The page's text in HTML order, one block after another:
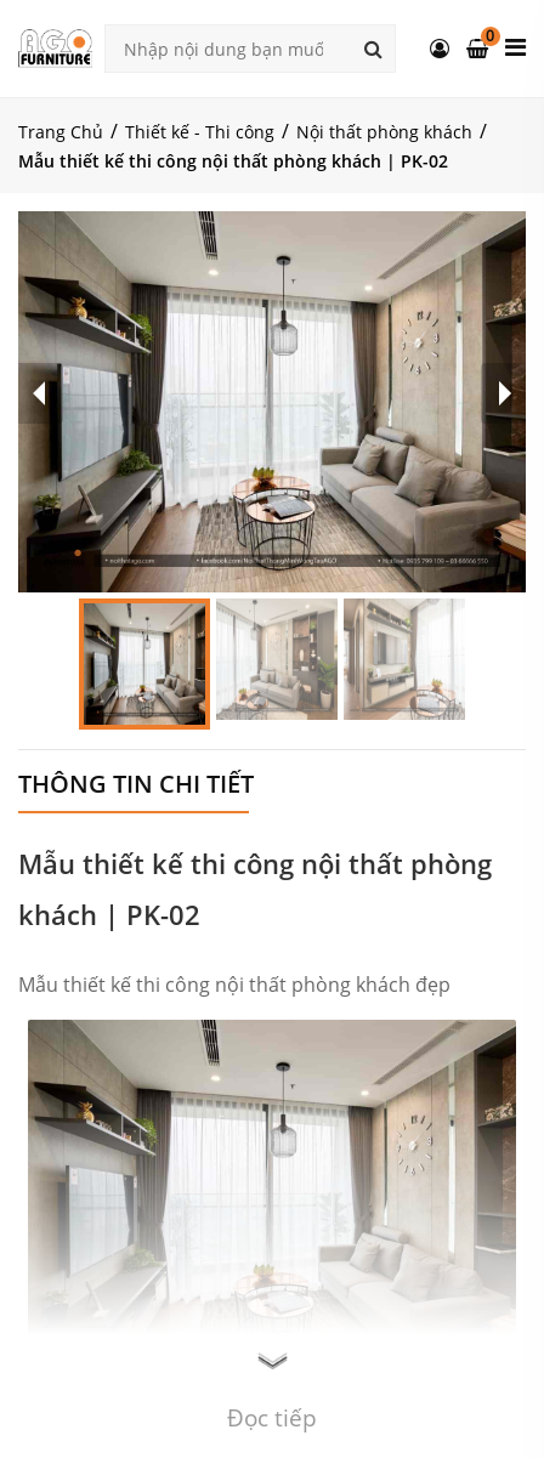
0
Trang Chủ Thiết kế - Thi công
Nội thất phòng khách
Mẫu thiết kế thi công nội thất phòng khách | PK-02
THÔNG TIN CHI TIẾT
Mẫu thiết kế thi công nội thất phòng
khách | PK-02
Mẫu thiết kế thi công nội thất phòng khách đẹp
Đọc tiếp